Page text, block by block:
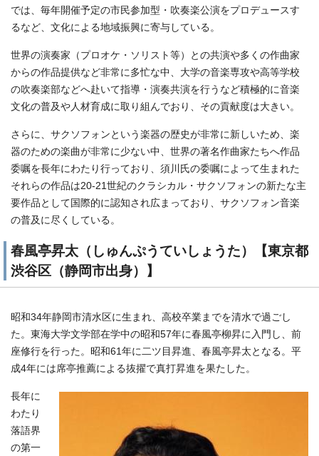
では、毎年開催予定の市民参加型・吹奏楽公演をプロデュースす
るなど、文化による地域振興に寄与している。
世界の演奏家（プロオケ・ソリスト等）との共演や多くの作曲家
からの作品提供など非常に多忙な中、大学の音楽専攻や高等学校
の吹奏楽部などへ赴いて指導・演奏共演を行うなど積極的に音楽
文化の普及や人材育成に取り組んでおり、その貢献度は大きい。
さらに、サクソフォンという楽器の歴史が非常に新しいため、楽
器のための楽曲が非常に少ない中、世界の著名作曲家たちへ作品
委嘱を長年にわたり行っており、須川氏の委嘱によって生まれた
それらの作品は20-21世紀のクラシカル・サクソフォンの新たな主
要作品として国際的に認知され広まっており、サクソフォン音楽
の普及に尽くしている。
春風亭昇太（しゅんぷうていしょうた）【東京都
渋谷区（静岡市出身）】
昭和34年静岡市清水区に生まれ、高校卒業までを清水で過ごし
た。東海大学文学部在学中の昭和57年に春風亭柳昇に入門し、前
座修行を行った。昭和61年に二ツ目昇進、春風亭昇太となる。平
成4年には席亭推薦による抜擢で真打昇進を果たした。
長年に
わたり
落語界
の第一